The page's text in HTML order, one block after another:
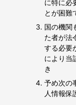
に特に必
とが困難
国の機関
た者が法
する必要
により当
き
予め次の
人情報保